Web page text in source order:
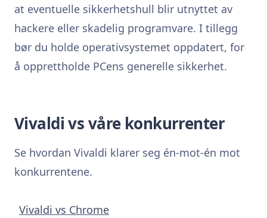
at eventuelle sikkerhetshull blir utnyttet av
hackere eller skadelig programvare. I tillegg
bør du holde operativsystemet oppdatert, for
å opprettholde PCens generelle sikkerhet.
Vivaldi vs våre konkurrenter
Se hvordan Vivaldi klarer seg én-mot-én mot
konkurrentene.
Vivaldi vs Chrome